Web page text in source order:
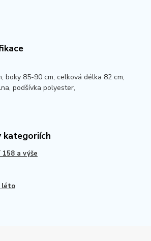
boky 85-90 cm, celková délka 82 cm,
podšívka polyester,
kategoriích
158 a výše
léto